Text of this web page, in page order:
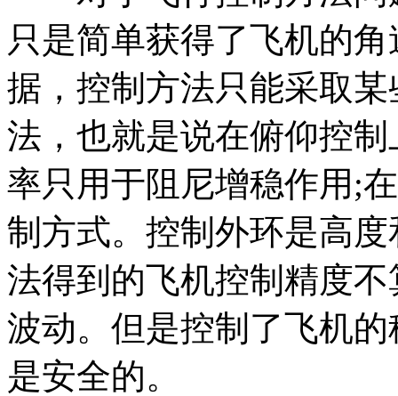
只是简单获得了飞机的
据，控制方法只能采取
法，也就是说在俯仰控
率只用于阻尼增稳作用;
制方式。控制外环是高
法得到的飞机控制精度
波动。但是控制了飞机
是安全的。